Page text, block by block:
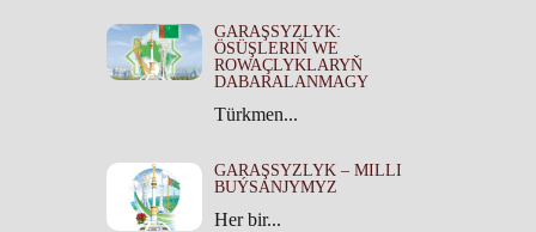
GARAŞSYZLYK:
ÖSÜŞLERIŇ WE
ROWAÇLYKLARYŇ
DABARALANMAGY
Türkmen...
GARAŞSYZLYK – MILLI
BUÝSANJYMYZ
Her bir...